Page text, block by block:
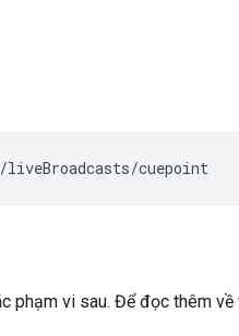
liveBroadcasts/cuepoint
phạm vi sau. Để đọc thêm